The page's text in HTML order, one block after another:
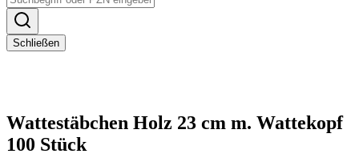
Schließen
Wattestäbchen Holz 23 cm m. Wattekopf
100 Stück